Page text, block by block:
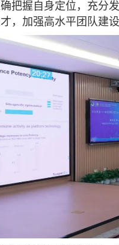
把握自身定位，充
，加强高水平团队